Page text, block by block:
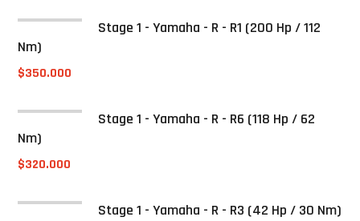
Stage 1 - Yamaha - R - R1 (200 Hp / 112
Nm)
$350.000
Stage 1 - Yamaha - R - R6 (118 Hp / 62
Nm)
$320.000
Stage 1 - Yamaha - R - R3 (42 Hp / 30 Nm)